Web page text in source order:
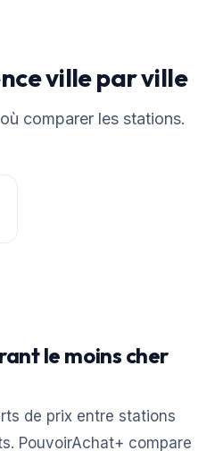
ville par ville
comparer les stations.
le moins cher
de prix entre stations
PouvoirAchat+ compare